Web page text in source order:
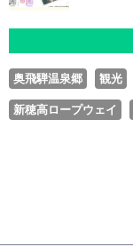
奥飛騨温泉郷 観光
新穂高ロープウェイ